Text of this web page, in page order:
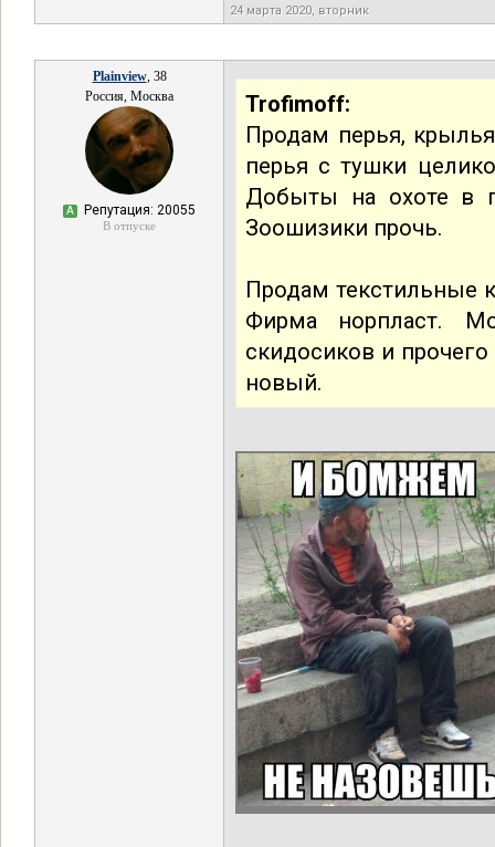
24 марта 2020, вторник
Plainview, 38
Россия, Москва
А Репутация: 20055
В отпуске
Trofimoff:
Продам перья,
перья с тушки
Добыты на охоте в
Зоошизики прочь.
Продам текстильные
Фирма норпласт.
скидосиков и
новый.